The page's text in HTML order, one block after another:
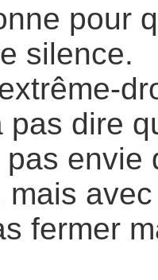
pour
silence.
pas dire
mais
fermer